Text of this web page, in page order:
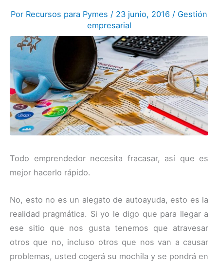
Por Recursos para Pymes / 23 junio, 2016 / Gestión
empresarial
Todo emprendedor necesita fracasar, así que es
mejor hacerlo rápido.
No, esto no es un alegato de autoayuda, esto es la
realidad pragmática. Si yo le digo que para llegar a
ese sitio que nos gusta tenemos que atravesar
otros que no, incluso otros que nos van a causar
problemas, usted cogerá su mochila y se pondrá en